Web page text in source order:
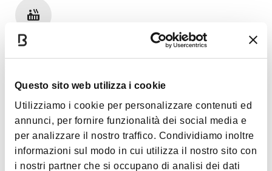
Questo sito web utilizza i cookie
Utilizziamo i cookie per personalizzare contenuti ed
annunci, per fornire funzionalità dei social media e
per analizzare il nostro traffico. Condividiamo inoltre
informazioni sul modo in cui utilizza il nostro sito con
i nostri partner che si occupano di analisi dei dati
Lifestyle
Orari